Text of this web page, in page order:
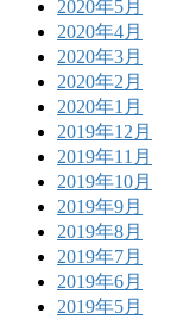
2020年5月
2020年4月
2020年3月
2020年2月
2020年1月
2019年12月
2019年11月
2019年10月
2019年9月
2019年8月
2019年7月
2019年6月
2019年5月